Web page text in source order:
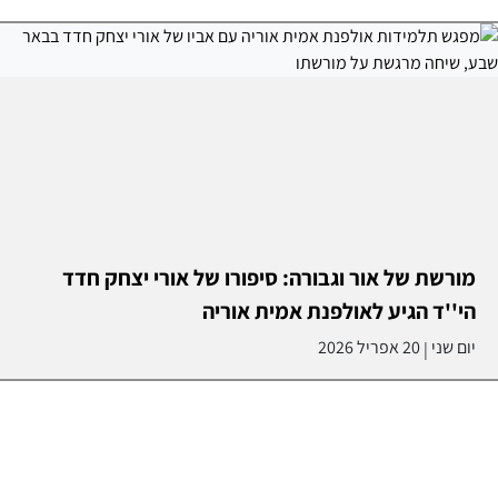
מורשת של אור וגבורה: סיפורו של אורי יצחק חדד
הי''ד הגיע לאולפנת אמית אוריה
יום שני |20 אפריל 2026